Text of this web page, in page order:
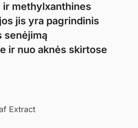
ir methylxanthines
jis yra pagrindinis
senėjimą
ir nuo aknės skirtose
Extract